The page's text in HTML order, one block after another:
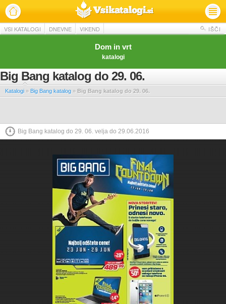
VSI KATALOGI DNEVNE VIKEND IŠČI
Dom in vrt
katalogi
Big Bang katalog do 29. 06.
Katalogi » Big Bang katalog » Big Bang katalog do 29. 06.
Big Bang katalog do 29. 06. velja do 29.06.2016